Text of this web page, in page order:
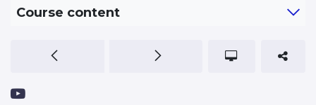
Course content